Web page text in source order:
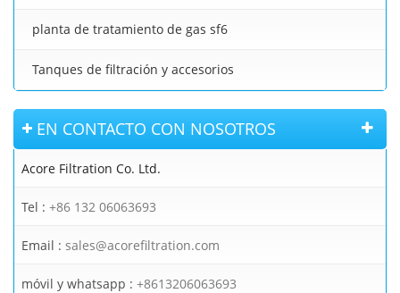
planta de tratamiento de gas sf6
Tanques de filtración y accesorios
EN CONTACTO CON NOSOTROS
Acore Filtration Co. Ltd.
Tel : +86 132 06063693
Email : sales@acorefiltration.com
móvil y whatsapp : +8613206063693